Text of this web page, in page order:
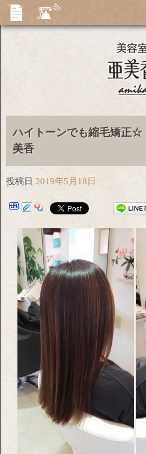
ハイトーンでも縮毛矯正
美香
投稿日 2019年5月18日